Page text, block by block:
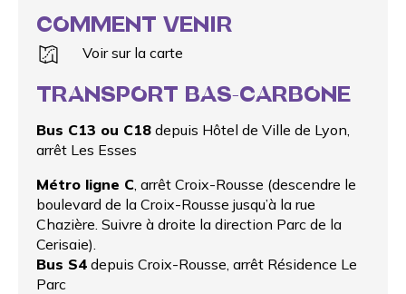
COMMENT VENIR
Voir sur la carte
TRANSPORT BAS-CARBONE
Bus C13 ou C18 depuis Hôtel de Ville de Lyon,
arrêt Les Esses
Métro ligne C , arrêt Croix-Rousse (descendre le
boulevard de la Croix-Rousse jusqu’à la rue
Chazière. Suivre à droite la direction Parc de la
Cerisaie).
Bus S4 depuis Croix-Rousse, arrêt Résidence Le
Parc